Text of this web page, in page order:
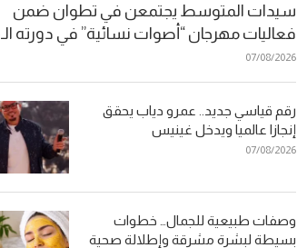
سيدات المتوسط يجتمعن في تطوان ضمن
فعاليات مهرجان “أصوات نسائية” في دورته الـ14
07/08/2026
رقم قياسي جديد.. عمرو دياب يحقق
إنجازا عالميا ويدخل غينيس
07/08/2026
وصفات طبيعية للجمال… خطوات
بسيطة لبشرة مشرقة وإطلالة صحية